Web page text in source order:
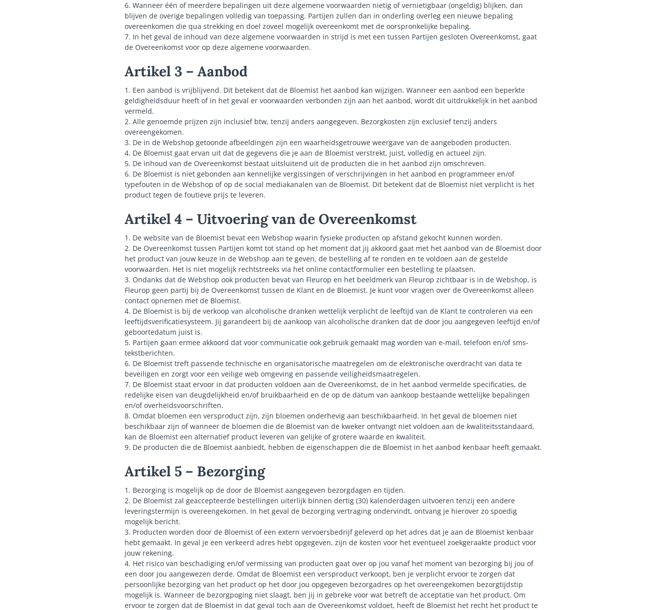
6. Wanneer één of meerdere bepalingen uit deze algemene voorwaarden nietig of vernietigbaar (ongeldig) blijken, dan
blijven de overige bepalingen volledig van toepassing. Partijen zullen dan in onderling overleg een nieuwe bepaling
overeenkomen die qua strekking en doel zoveel mogelijk overeenkomt met de oorspronkelijke bepaling.
7. In het geval de inhoud van deze algemene voorwaarden in strijd is met een tussen Partijen gesloten Overeenkomst, gaat
de Overeenkomst voor op deze algemene voorwaarden.
Artikel 3 – Aanbod
1. Een aanbod is vrijblijvend. Dit betekent dat de Bloemist het aanbod kan wijzigen. Wanneer een aanbod een beperkte
geldigheidsduur heeft of in het geval er voorwaarden verbonden zijn aan het aanbod, wordt dit uitdrukkelijk in het aanbod
vermeld.
2. Alle genoemde prijzen zijn inclusief btw, tenzij anders aangegeven. Bezorgkosten zijn exclusief tenzij anders
overeengekomen.
3. De in de Webshop getoonde afbeeldingen zijn een waarheidsgetrouwe weergave van de aangeboden producten.
4. De Bloemist gaat ervan uit dat de gegevens die je aan de Bloemist verstrekt, juist, volledig en actueel zijn.
5. De inhoud van de Overeenkomst bestaat uitsluitend uit de producten die in het aanbod zijn omschreven.
6. De Bloemist is niet gebonden aan kennelijke vergissingen of verschrijvingen in het aanbod en programmeer en/of
typefouten in de Webshop of op de social mediakanalen van de Bloemist. Dit betekent dat de Bloemist niet verplicht is het
product tegen de foutieve prijs te leveren.
Artikel 4 – Uitvoering van de Overeenkomst
1. De website van de Bloemist bevat een Webshop waarin fysieke producten op afstand gekocht kunnen worden.
2. De Overeenkomst tussen Partijen komt tot stand op het moment dat jij akkoord gaat met het aanbod van de Bloemist door
het product van jouw keuze in de Webshop aan te geven, de bestelling af te ronden en te voldoen aan de gestelde
voorwaarden. Het is niet mogelijk rechtstreeks via het online contactformulier een bestelling te plaatsen.
3. Ondanks dat de Webshop ook producten bevat van Fleurop en het beeldmerk van Fleurop zichtbaar is in de Webshop, is
Fleurop geen partij bij de Overeenkomst tussen de Klant en de Bloemist. Je kunt voor vragen over de Overeenkomst alleen
contact opnemen met de Bloemist.
4. De Bloemist is bij de verkoop van alcoholische dranken wettelijk verplicht de leeftijd van de Klant te controleren via een
leeftijdsverificatiesysteem. Jij garandeert bij de aankoop van alcoholische dranken dat de door jou aangegeven leeftijd en/of
geboortedatum juist is.
5. Partijen gaan ermee akkoord dat voor communicatie ook gebruik gemaakt mag worden van e-mail, telefoon en/of sms-
tekstberichten.
6. De Bloemist treft passende technische en organisatorische maatregelen om de elektronische overdracht van data te
beveiligen en zorgt voor een veilige web omgeving en passende veiligheidsmaatregelen.
7. De Bloemist staat ervoor in dat producten voldoen aan de Overeenkomst, de in het aanbod vermelde specificaties, de
redelijke eisen van deugdelijkheid en/of bruikbaarheid en de op de datum van aankoop bestaande wettelijke bepalingen
en/of overheidsvoorschriften.
8. Omdat bloemen een versproduct zijn, zijn bloemen onderhevig aan beschikbaarheid. In het geval de bloemen niet
beschikbaar zijn of wanneer de bloemen die de Bloemist van de kweker ontvangt niet voldoen aan de kwaliteitsstandaard,
kan de Bloemist een alternatief product leveren van gelijke of grotere waarde en kwaliteit.
9. De producten die de Bloemist aanbiedt, hebben de eigenschappen die de Bloemist in het aanbod kenbaar heeft gemaakt.
Artikel 5 – Bezorging
1. Bezorging is mogelijk op de door de Bloemist aangegeven bezorgdagen en tijden.
2. De Bloemist zal geaccepteerde bestellingen uiterlijk binnen dertig (30) kalenderdagen uitvoeren tenzij een andere
leveringstermijn is overeengekomen. In het geval de bezorging vertraging ondervindt, ontvang je hierover zo spoedig
mogelijk bericht.
3. Producten worden door de Bloemist of een extern vervoersbedrijf geleverd op het adres dat je aan de Bloemist kenbaar
hebt gemaakt. In geval je een verkeerd adres hebt opgegeven, zijn de kosten voor het eventueel zoekgeraakte product voor
jouw rekening.
4. Het risico van beschadiging en/of vermissing van producten gaat over op jou vanaf het moment van bezorging bij jou of
een door jou aangewezen derde. Omdat de Bloemist een versproduct verkoopt, ben je verplicht ervoor te zorgen dat
persoonlijke bezorging van het product op het door jou opgegeven bezorgadres op het overeengekomen bezorgtijdstip
mogelijk is. Wanneer de bezorgpoging niet slaagt, ben jij in gebreke voor wat betreft de acceptatie van het product. Om
ervoor te zorgen dat de Bloemist in dat geval toch aan de Overeenkomst voldoet, heeft de Bloemist het recht het product te